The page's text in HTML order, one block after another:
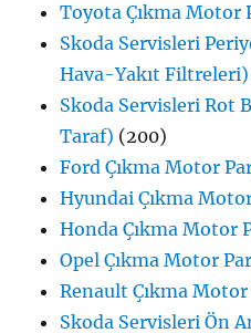
Toyota Çıkma Motor
Skoda Servisleri
Hava-Yakıt Filtreleri)
Skoda Servisleri Rot
Taraf) (200)
Ford Çıkma Motor
Hyundai Çıkma Motor
Honda Çıkma Motor
Opel Çıkma Motor
Renault Çıkma Motor
Skoda Servisleri Ön